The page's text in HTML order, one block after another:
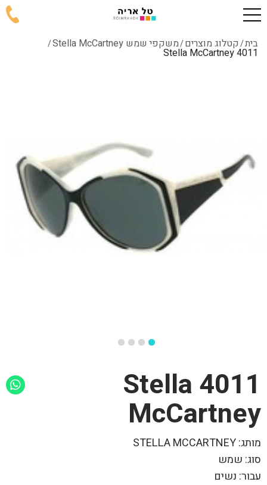
בית/קטלוג מוצרים/משקפי שמש Stella McCartney /
4011 Stella McCartney
4011 Stella
McCartney
מותג: STELLA MCCARTNEY
סוג: שמש
עבור: נשים